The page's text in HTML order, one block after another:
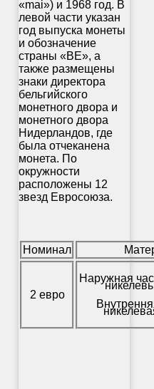
«mai») и 1968 год. В
левой части указан
год выпуска монеты
и обозначение
страны «BE», а
также размещены
знаки директора
бельгийского
монетного двора и
монетного двора
Нидерландов, где
была отчеканена
монета. По
окружности
расположены 12
звезд Евросоюза.
Номинал
2 евро
Наружная